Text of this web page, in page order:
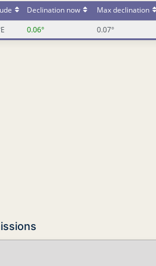
Declination now Max declination
0.06° 0.07°